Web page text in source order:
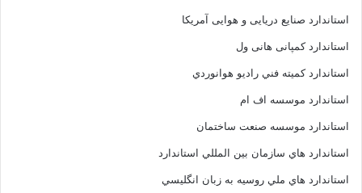
استاندارد صنایع دریایی و هوایی آمریکا
استاندارد کمپانی هانی ول
استاندارد کميته فني راديو هوانوردي
استاندارد موسسه اف ام
استاندارد موسسه صنعت ساختمان
استاندارد هاي سازمان بين المللي استاندارد
استاندارد هاي ملي روسيه به زبان انگليسي